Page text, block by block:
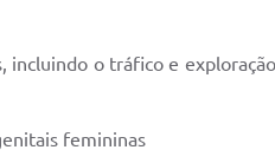
incluindo o tráfico e
femininas